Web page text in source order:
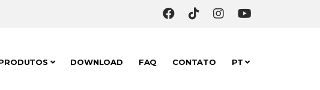
DOWNLOAD FAQ CONTATO PT